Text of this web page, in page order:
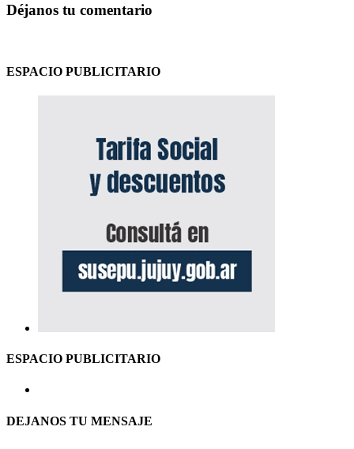
Déjanos tu comentario
ESPACIO PUBLICITARIO
ESPACIO PUBLICITARIO
DEJANOS TU MENSAJE